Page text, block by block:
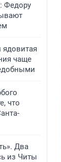
Федору
ядовитая
чаще
что
Два
из Читы